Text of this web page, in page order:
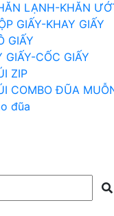
LẠNH-KHĂN
GIẤY-KHAY GIẤY
GIẤY
GIẤY-CỐC GIẤY
ZIP
COMBO ĐŨA
đũa